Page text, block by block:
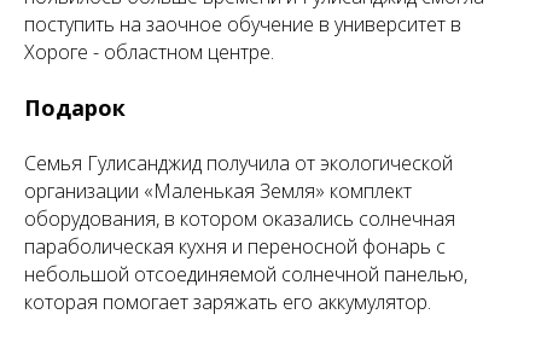
поступить на заочное обучение в университет в
Хороге - областном центре.
Подарок
Семья Гулисанджид получила от экологической
организации «Маленькая Земля» комплект
оборудования, в котором оказались солнечная
параболическая кухня и переносной фонарь с
небольшой отсоединяемой солнечной панелью,
которая помогает заряжать его аккумулятор.